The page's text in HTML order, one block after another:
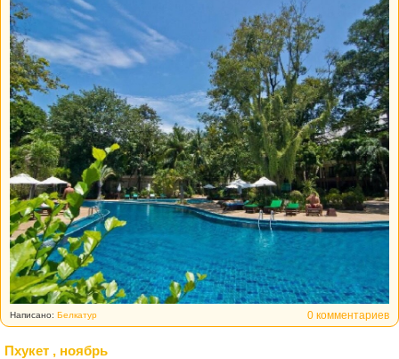
0 комментариев
Написано: Белкатур
Пхукет , ноябрь